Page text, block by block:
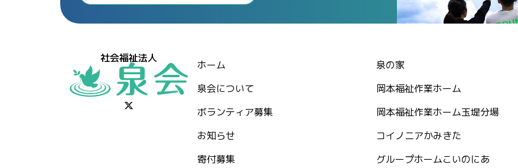
社会福祉法人
ホーム
泉会について
ボランティア募集
お知らせ
⁨寄付募集
泉の家
岡本福祉作業ホーム
岡本福祉作業ホーム玉堤分場
コイノニアかみきた
グループホームこいのにあ